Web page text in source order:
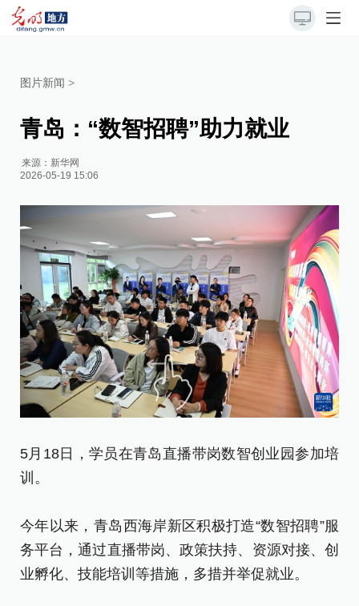
图片新闻 >
青岛：“数智招聘”助力就业
来源： 新华网
2026-05-19 15:06
5月18日，学员在青岛直播带岗数智创业园参加培
训。
今年以来，青岛西海岸新区积极打造“数智招聘”服
务平台，通过直播带岗、政策扶持、资源对接、创
业孵化、技能培训等措施，多措并举促就业。